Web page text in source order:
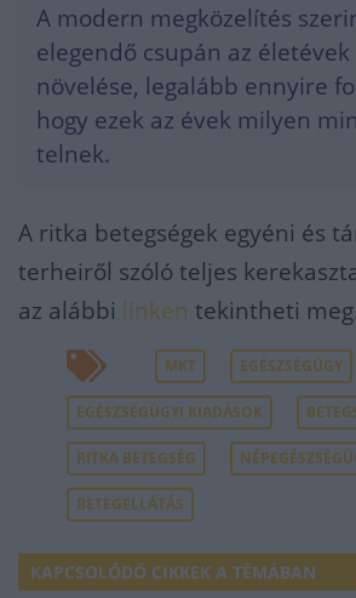
A modern megközelítés
elegendő csupán az
növelése, legalább ennyire
hogy ezek az évek milyen
telnek.
A ritka betegségek egyéni és
terheiről szóló teljes
az alábbi linken tekintheti
MKT EGÉSZSÉGÜGY
EGÉSZSÉGÜGYI KIADÁSOK
RITKA BETEGSÉG
BETEGELLÁTÁS
KAPCSOLÓDÓ CIKKEK A TÉMÁBAN